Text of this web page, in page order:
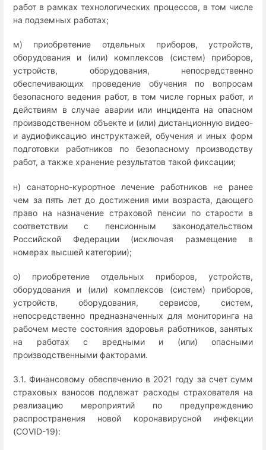
работ в рамках технологических процессов, в том числе
на подземных работах;
м) приобретение отдельных приборов, устройств,
оборудования и (или) комплексов (систем) приборов,
устройств, оборудования, непосредственно
обеспечивающих проведение обучения по вопросам
безопасного ведения работ, в том числе горных работ, и
действиям в случае аварии или инцидента на опасном
производственном объекте и (или) дистанционную видео-
и аудиофиксацию инструктажей, обучения и иных форм
подготовки работников по безопасному производству
работ, а также хранение результатов такой фиксации;
н) санаторно-курортное лечение работников не ранее
чем за пять лет до достижения ими возраста, дающего
право на назначение страховой пенсии по старости в
соответствии с пенсионным законодательством
Российской Федерации (исключая размещение в
номерах высшей категории);
о) приобретение отдельных приборов, устройств,
оборудования и (или) комплексов (систем) приборов,
устройств, оборудования, сервисов, систем,
непосредственно предназначенных для мониторинга на
рабочем месте состояния здоровья работников, занятых
на работах с вредными и (или) опасными
производственными факторами.
3.1. Финансовому обеспечению в 2021 году за счет сумм
страховых взносов подлежат расходы страхователя на
реализацию мероприятий по предупреждению
распространения новой коронавирусной инфекции
(COVID-19):